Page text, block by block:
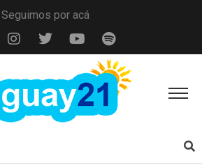
Seguimos por acá